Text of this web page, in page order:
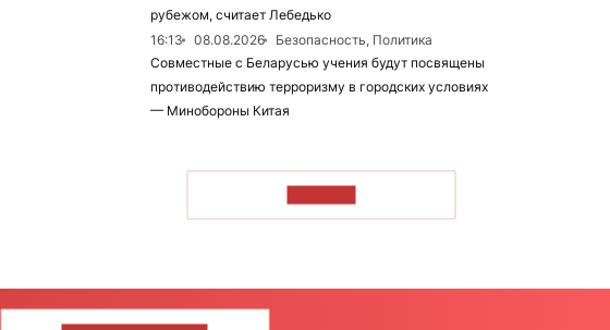
рубежом, считает Лебедько
16:13
08.08.2026
Безопасность, Политика
Совместные с Беларусью учения будут посвящены
противодействию терроризму в городских условиях
— Минобороны Китая